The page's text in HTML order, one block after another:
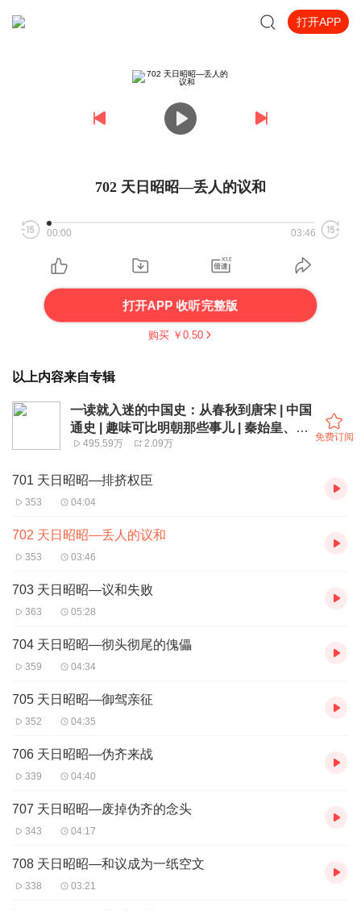
打开APP
702 天日昭昭—丢人的议和
00:00 03:46
打开APP 收听完整版
购买 ￥ 0.50
以上内容来自专辑
一读就入迷的中国史：从春秋到唐宋 | 中国
通史 | 趣味可比明朝那些事儿 | 秦始皇、武
则天、朱元璋
495.59万 2.09万
免费订阅
701 天日昭昭—排挤权臣
353 04:04
702 天日昭昭—丢人的议和
353 03:46
703 天日昭昭—议和失败
363 05:28
704 天日昭昭—彻头彻尾的傀儡
359 04:34
705 天日昭昭—御驾亲征
352 04:35
706 天日昭昭—伪齐来战
339 04:40
707 天日昭昭—废掉伪齐的念头
343 04:17
708 天日昭昭—和议成为一纸空文
338 03:21